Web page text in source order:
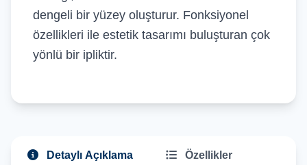
dengeli bir yüzey oluşturur. Fonksiyonel
özellikleri ile estetik tasarımı buluşturan çok
yönlü bir ipliktir.
Detaylı Açıklama Özellikler